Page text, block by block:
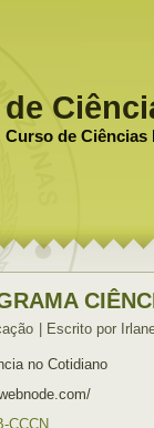
Curso de Ciências
Escrito por
no Cotidiano
CCCN